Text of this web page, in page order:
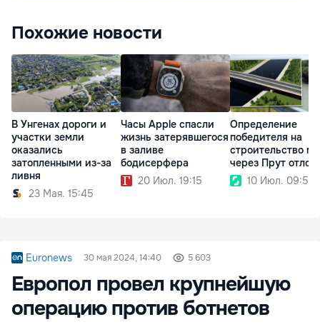
Похожие новости
В Унгенах дороги и
участки земли
оказались
затопленными из-за
ливня
23 Мая. 15:45
Часы Apple спасли
жизнь затерявшегося
в заливе
бодисерфера
20 Июл. 19:15
Определение
победителя на
строительство
через Прут
10 Июл. 09:54
Euronews 30 мая 2024, 14:40 5 603
Европол провел крупнейшую
операцию против ботнетов